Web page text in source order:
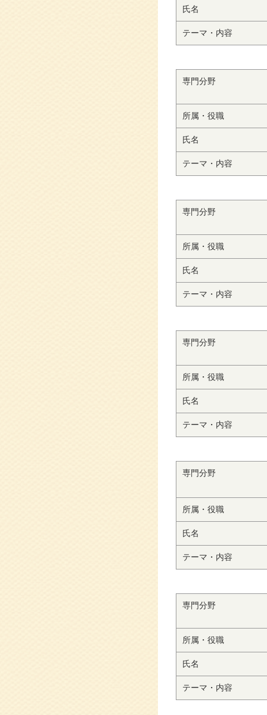
氏名
テーマ・内容
専門分野
所属・役職
氏名
テーマ・内容
専門分野
所属・役職
氏名
テーマ・内容
専門分野
所属・役職
氏名
テーマ・内容
専門分野
所属・役職
氏名
テーマ・内容
専門分野
所属・役職
氏名
テーマ・内容